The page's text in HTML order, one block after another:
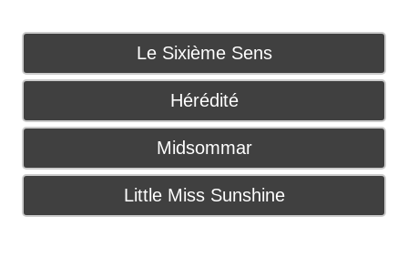
Le Sixième Sens
Hérédité
Midsommar
Little Miss Sunshine